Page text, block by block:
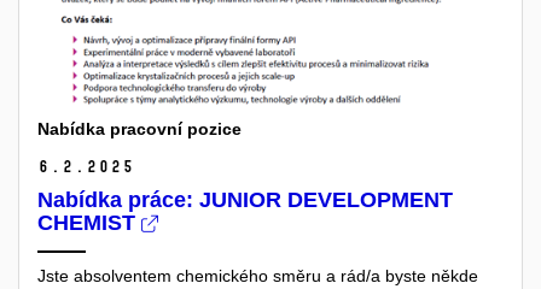
Nabídka pracovní pozice
6. 2. 2025
Nabídka práce: JUNIOR DEVELOPMENT
CHEMIST
Jste absolventem chemického směru a rád/a byste někde